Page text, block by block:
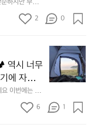
서
도
구
나
잠
에
기
까
보며 경험
군
지
의
초
기
품
하지만 부족하
는 RIDGE M
오
용
할
수
있
록.
2 0
역시 너무
에 자리를
치고 물도
게 느껴지
관리) .수
이번에는 솔
치도 좋네요
느껴지네요  .
년
만
에
문
6 1